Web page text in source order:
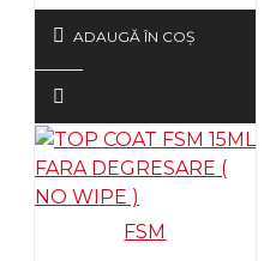
ADAUGĂ ÎN COŞ
FSM